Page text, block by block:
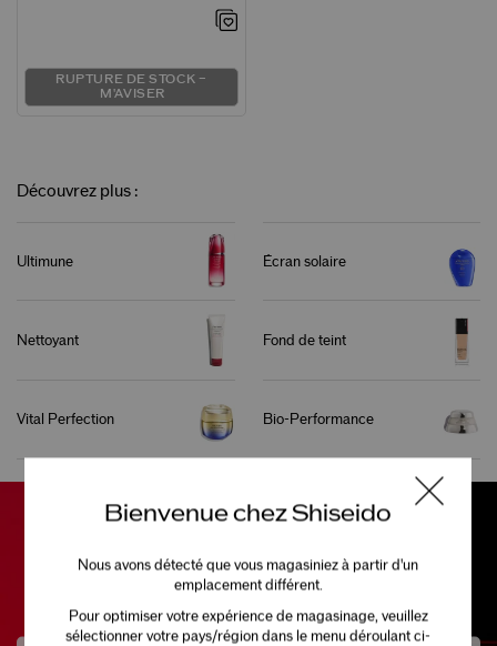
RUPTURE DE STOCK –
M'AVISER
Découvrez plus :
Ultimune Écran solaire
Nettoyant Fond de teint
Vital Perfection Bio-Performance
Bienvenue chez Shiseido
Nous avons détecté que vous magasiniez à partir d'un
emplacement différent.
Pour optimiser votre expérience de magasinage, veuillez
sélectionner votre pays/région dans le menu déroulant ci-